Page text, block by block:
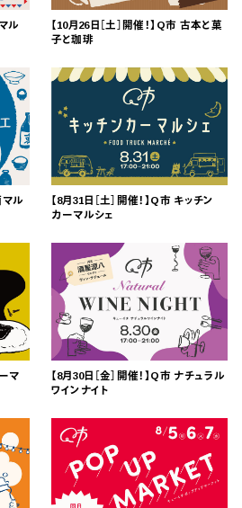
ル
【10月26日［土］開催！】Q市 古本と菓
子と珈琲
マル
【8月31日［土］開催！】Q市 キッチン
カーマルシェ
マ
【8月30日［金］開催！】Q市 ナチュラル
ワインナイト